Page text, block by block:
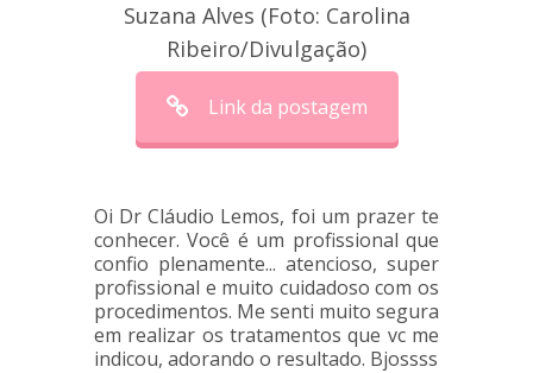
Suzana Alves (Foto: Carolina
Ribeiro/Divulgação)
Link da postagem
Oi Dr Cláudio Lemos, foi um prazer te
conhecer. Você é um profissional que
confio plenamente... atencioso, super
profissional e muito cuidadoso com os
procedimentos. Me senti muito segura
em realizar os tratamentos que vc me
indicou, adorando o resultado. Bjossss